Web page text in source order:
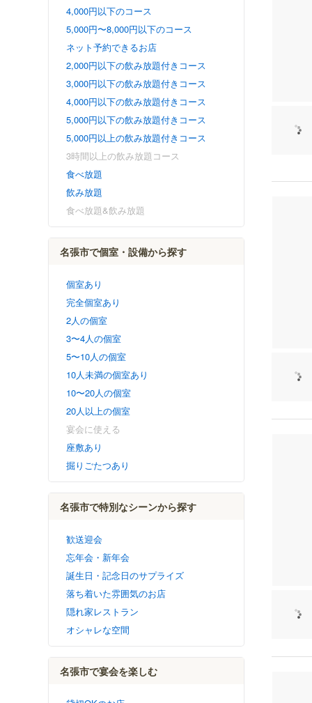
4,000円以下のコース
5,000円〜8,000円以下のコース
ネット予約できるお店
2,000円以下の飲み放題付きコース
3,000円以下の飲み放題付きコース
4,000円以下の飲み放題付きコース
5,000円以下の飲み放題付きコース
5,000円以上の飲み放題付きコース
3時間以上の飲み放題コース
食べ放題
飲み放題
食べ放題&飲み放題
名張市で個室・設備から探す
個室あり
完全個室あり
2人の個室
3〜4人の個室
5〜10人の個室
10人未満の個室あり
10〜20人の個室
20人以上の個室
宴会に使える
座敷あり
掘りごたつあり
名張市で特別なシーンから探す
歓送迎会
忘年会・新年会
誕生日・記念日のサプライズ
落ち着いた雰囲気のお店
隠れ家レストラン
オシャレな空間
名張市で宴会を楽しむ